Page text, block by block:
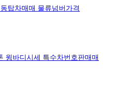
탑차매매 물류넘버가격
윙바디시세 특수차번호판매매